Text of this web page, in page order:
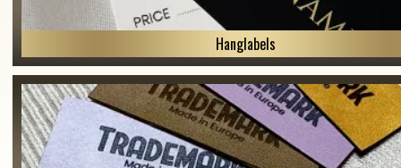
Hanglabels